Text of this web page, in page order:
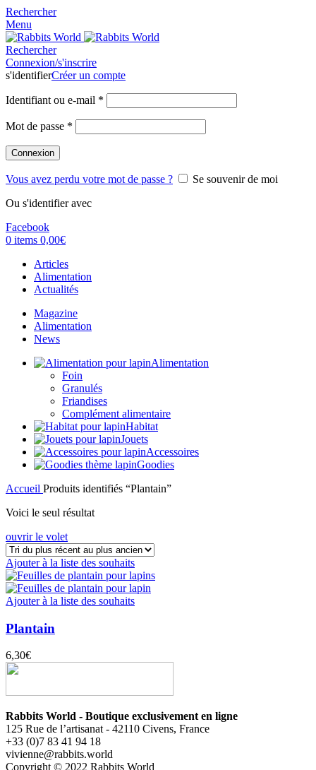
Rechercher
Menu
Rechercher
Connexion/s'inscrire
s'identifierCréer un compte
Identifiant ou e-mail *
Mot de passe *
Connexion
Vous avez perdu votre mot de passe ?
Se souvenir de moi
Ou s'identifier avec
Facebook
0 items 0,00€
Articles
Alimentation
Actualités
Magazine
Alimentation
News
Alimentation
Foin
Granulés
Friandises
Complément alimentaire
Habitat
Jouets
Accessoires
Goodies
Accueil Produits identifiés “Plantain”
Voici le seul résultat
ouvrir le volet
Ajouter à la liste des souhaits
Ajouter à la liste des souhaits
Plantain
6,30€
Rabbits World - Boutique exclusivement en ligne
125 Rue de l’artisanat - 42110 Civens, France
+33 (0)7 83 41 94 18
vivienne@rabbits.world
Copyright © 2022 Rabbits World